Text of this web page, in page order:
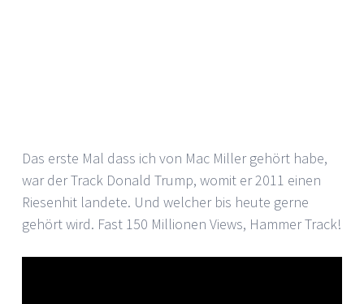
Das erste Mal dass ich von Mac Miller gehört habe,
war der Track Donald Trump, womit er 2011 einen
Riesenhit landete. Und welcher bis heute gerne
gehört wird. Fast 150 Millionen Views, Hammer Track!